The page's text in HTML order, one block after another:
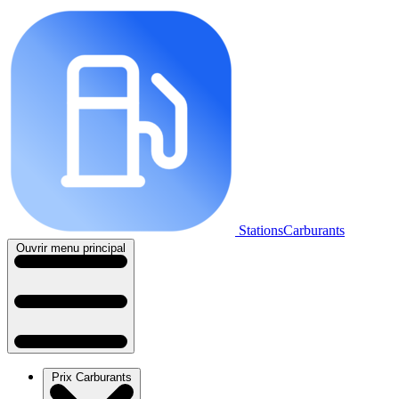
StationsCarburants
Ouvrir menu principal
Prix Carburants